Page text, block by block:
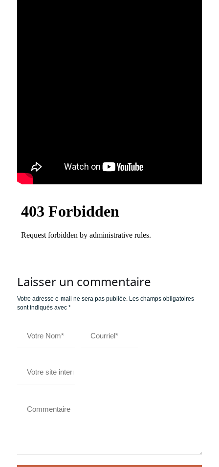
Laisser un commentaire
Votre adresse e-mail ne sera pas publiée. Les champs obligatoires
sont indiqués avec *